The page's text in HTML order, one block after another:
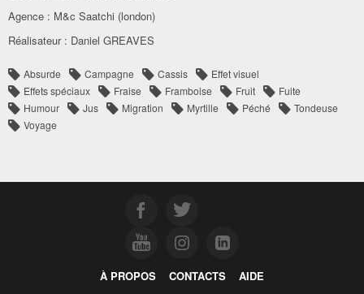
Agence : M&c Saatchi (london)
Réalisateur : Daniel GREAVES
Absurde Campagne Cassis
Effet visuel
Effets spéciaux
Fraise Framboise Fruit
Fuite
Humour
Jus Migration Myrtille Péché
Tondeuse
Voyage
À PROPOS CONTACTS AIDE